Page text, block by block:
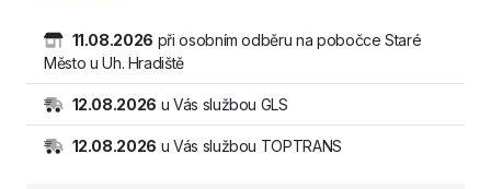
11.08.2026 při osobním odběru na pobočce Staré
Město u Uh. Hradiště
12.08.2026 u Vás službou GLS
12.08.2026 u Vás službou TOPTRANS